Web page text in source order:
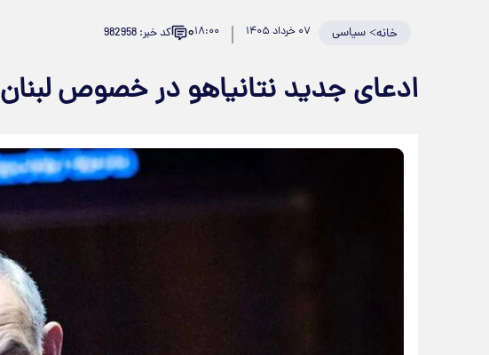
خانه>سیاسی ۰۷ خرداد ۱۴۰۵ ۱۸:۰۰۰ کد خبر: 982958
ادعای جدید نتانیاهو در خصوص لبنان